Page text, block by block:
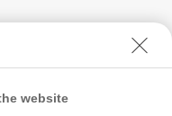
website